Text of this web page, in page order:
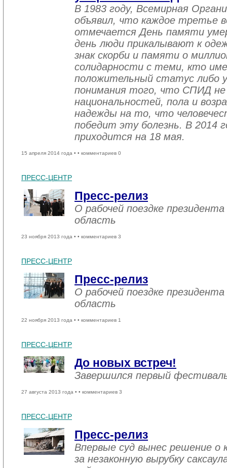
В 1983 году, Всемирная
объявил, что каждое третье
отмечается День памяти
день люди прикалывают к
знак скорби и памяти о
солидарности с теми, кто
положительный статус либо
понимания того, что СПИД
национальностей, пола и
надежды на то, что
победит эту болезнь. В 2014
приходится на 18 мая.
15 апреля 2014 года • • комментариев 0
ПРЕСС-ЦЕНТР
Пресс-релиз
О рабочей поездке
область
23 ноября 2013 года • • комментариев 3
ПРЕСС-ЦЕНТР
Пресс-релиз
О рабочей поездке
область
22 ноября 2013 года • • комментариев 1
ПРЕСС-ЦЕНТР
До новых встреч!
Завершился первый
27 августа 2013 года • • комментариев 3
ПРЕСС-ЦЕНТР
Пресс-релиз
Впервые суд вынес решение о
за незаконную вырубку